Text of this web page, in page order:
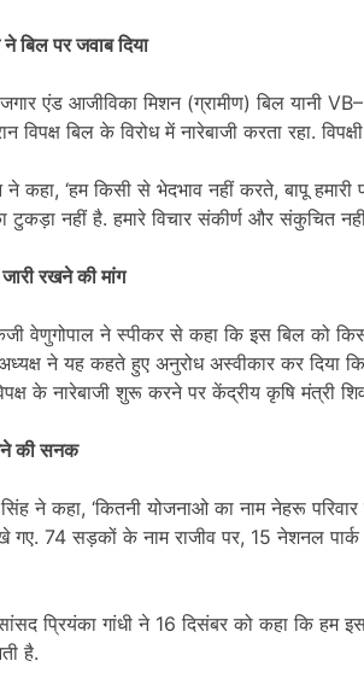
बिल पर जवाब दिया
एंड आजीविका मिशन (ग्रामीण) बिल यानी
विपक्ष बिल के विरोध में नारेबाजी करता रहा.
ने कहा, ‘हम किसी से भेदभाव नहीं करते, बापू
नहीं है. हमारे विचार संकीर्ण और संकुचित
रखने की मांग
वेणुगोपाल ने स्पीकर से कहा कि इस बिल को
ने यह कहते हुए अनुरोध अस्वीकार कर
के नारेबाजी शुरू करने पर केंद्रीय कृषि मंत्री
की सनक
ने कहा, ‘कितनी योजनाओ का नाम नेहरू
गए. 74 सड़कों के नाम राजीव पर, 15 नेशनल
प्रियंका गांधी ने 16 दिसंबर को कहा कि हम
है.